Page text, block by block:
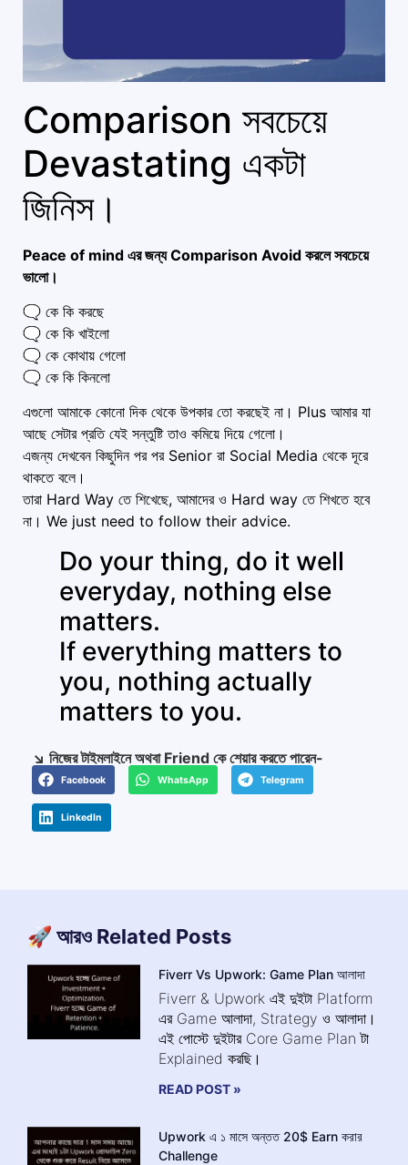
Comparison সবচেয়ে
Devastating একটা
জিনিস।
Peace of mind এর জন্য Comparison Avoid করলে সবচেয়ে
ভালো।
🗨️ কে কি করছে
🗨️ কে কি খাইলো
🗨️ কে কোথায় গেলো
🗨️ কে কি কিনলো
এগুলো আমাকে কোনো দিক থেকে উপকার তো করছেই না। Plus আমার যা
আছে সেটার প্রতি যেই সন্তুষ্টি তাও কমিয়ে দিয়ে গেলো।
এজন্য দেখবেন কিছুদিন পর পর Senior রা Social Media থেকে দূরে
থাকতে বলে।
তারা Hard Way তে শিখেছে, আমাদের ও Hard way তে শিখতে হবে
না। We just need to follow their advice.
Do your thing, do it well
everyday, nothing else
matters.
If everything matters to
you, nothing actually
matters to you.
↘️ নিজের টাইমলাইনে অথবা Friend কে শেয়ার করতে পারেন-
Facebook WhatsApp Telegram
LinkedIn
🚀 আরও Related Posts
Fiverr Vs Upwork: Game Plan আলাদা
Fiverr & Upwork এই দুইটা Platform
এর Game আলাদা, Strategy ও আলাদা।
এই পোস্টে দুইটার Core Game Plan টা
Explained করছি।
READ POST »
Upwork এ ১ মাসে অন্তত 20$ Earn করার
Challenge